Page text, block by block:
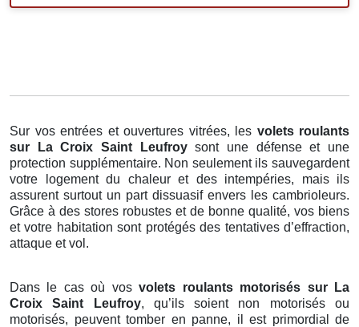
Sur vos entrées et ouvertures vitrées, les volets roulants
sur La Croix Saint Leufroysont une défense et une
protection supplémentaire. Non seulement ils sauvegardent
votre logement du chaleur et des intempéries, mais ils
assurent surtout un part dissuasif envers les cambrioleurs.
Grâce à des stores robustes et de bonne qualité, vos biens
et votre habitation sont protégés des tentatives d’effraction,
attaque et vol.
Dans le cas où vosvolets roulants motorisés sur La
Croix Saint Leufroy, qu’ils soient non motorisés ou
motorisés, peuvent tomber en panne, il est primordial de